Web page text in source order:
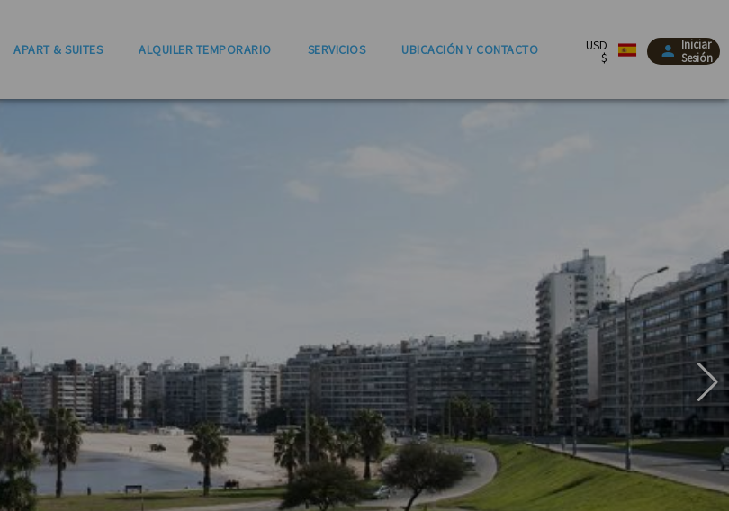
USD
$
Iniciar
Sesión
APART & SUITES ALQUILER TEMPORARIO SERVICIOS UBICACIÓN Y CONTACTO